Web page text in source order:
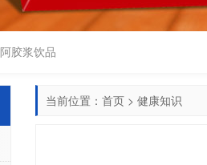
阿胶浆饮品
当前位置： 首页 > 健康知识